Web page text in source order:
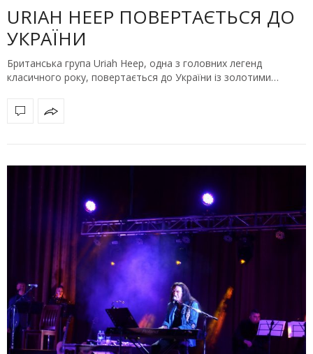
URIAH HEEP ПОВЕРТАЄТЬСЯ ДО
УКРАЇНИ
Британська група Uriah Heep, одна з головних легенд
класичного року, повертається до України із золотими…